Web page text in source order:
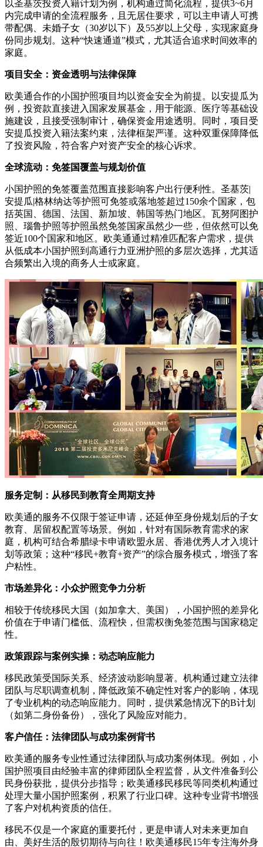
以圣基茨投资入籍计划为例，机构通过简化流程，提供3~6月
内完成申请的全流程服务，且无居住要求，可以主申请人可携
带配偶、未婚子女（30岁以下）及55岁以上父母，实现家庭身
份同步规划。这种“快速通道”模式，尤其适合追求时间效率的
家庭。
项目安全：资金透明与法律保障
欧美通合作的小国护照项目均以资金安全为前提。以安提瓜为
例，投资款直接进入国家发展基金，用于能源、医疗等基础设
施建设，且接受强制审计，确保资金用途透明。同时，项目受
安提瓜投资入籍法案约束，法律框架严谨。这种双重保障降低
了投资风险，符合客户对资产安全的核心诉求。
全球流动：免签国覆盖与规划价值
小国护照的免签覆盖范围直接影响客户出行便利性。圣基茨|
安提瓜|格林纳达等护照可免签或落地签超过150余个国家，包
括英国、德国、法国、新加坡、韩国等热门地区。瓦努阿图护
照、瑙鲁护照等护照虽然免签国家虽然少一些，但依然可以免
签近100个国家和地区。欧美通通过精准匹配客户需求，提供
从低成本小国护照到高通行力亚洲护照的多层次选择，尤其适
合频繁出入境的商务人士或家庭。
服务定制：从移民到教育全周期支持
欧美通的服务不仅限于签证申请，还延伸至身份规划后的子女
教育、居留权配置等场景。例如，针对有国际教育需求的家
庭，机构可结合希腊绿卡申请欧盟永居、香港优秀人才入境计
划等政策；这种“移民+教育+资产”的综合服务模式，增强了客
户粘性。
市场差异化：小众护照竞争力分析
相较于传统移民大国（如加拿大、美国），小国护照的差异化
价值在于申请门槛低、流程快，但需权衡免签范围与国家稳定
性。
政策跟踪与案例实操：动态响应能力
移民政策受国际关系、经济波动影响显著。机构通过建立法律
团队与尽职调查机制，降低政策不确定性对客户的影响，体现
了专业机构的动态响应能力。同时，提供紧急情况下的B计划
（如第二身份备份），强化了风险应对能力。
客户信任：法律团队与成功案例背书
欧美通的服务专业性通过法律团队与成功案例体现。例如，小
国护照项目由经验丰富的律师团队全程监督，从文件准备到公
民身份获批，提供分步指导；欧美通移民移民等同类机构通过
处理大量小国护照案例，积累了行业口碑。这种专业背书增强
了客户对机构资质的信任。
移民不仅是一个家庭的重要托付，更是申请人对未来更加自
由、美好生活的殷切期待与向往！欧美通移民15年专注海外身